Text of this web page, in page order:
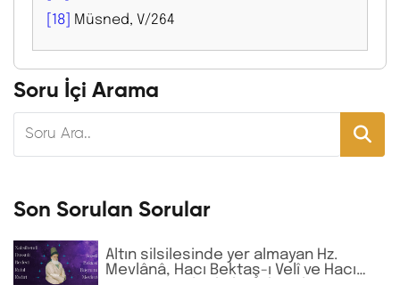
[18] Müsned, V/264
Soru İçi Arama
Son Sorulan Sorular
Altın silsilesinde yer almayan Hz.
Mevlânâ, Hacı Bektaş-ı Velî ve Hacı